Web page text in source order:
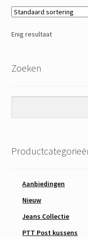
Enig resultaat
Zoeken
Aanbiedingen
Nieuw
Jeans Collectie
PTT Post kussens